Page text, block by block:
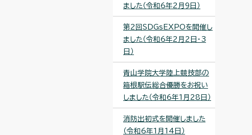
ました（令和6年2月9日）
第2回SDGsEXPOを開催し
ました（令和6年2月2日・3
日）
青山学院大学陸上競技部の
箱根駅伝総合優勝をお祝い
しました（令和6年1月28日）
消防出初式を開催しました
（令和6年1月14日）